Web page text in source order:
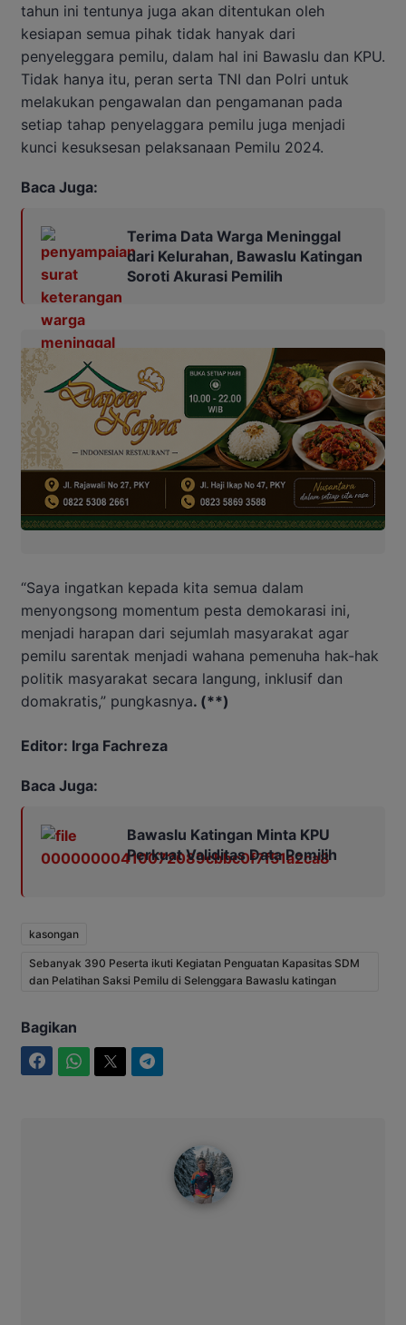
tahun ini tentunya juga akan ditentukan oleh
kesiapan semua pihak tidak hanyak dari
penyeleggara pemilu, dalam hal ini Bawaslu dan KPU.
Tidak hanya itu, peran serta TNI dan Polri untuk
melakukan pengawalan dan pengamanan pada
setiap tahap penyelaggara pemilu juga menjadi
kunci kesuksesan pelaksanaan Pemilu 2024.
Baca Juga:
Terima Data Warga Meninggal
dari Kelurahan, Bawaslu Katingan
Soroti Akurasi Pemilih
“Saya ingatkan kepada kita semua dalam
menyongsong momentum pesta demokarasi ini,
menjadi harapan dari sejumlah masyarakat agar
pemilu sarentak menjadi wahana pemenuha hak-hak
politik masyarakat secara langung, inklusif dan
domakratis,” pungkasnya. (**)
Editor: Irga Fachreza
Baca Juga:
Bawaslu Katingan Minta KPU
Perkuat Validitas Data Pemilih
kasongan
Sebanyak 390 Peserta ikuti Kegiatan Penguatan Kapasitas SDM
dan Pelatihan Saksi Pemilu di Selenggara Bawaslu katingan
Bagikan